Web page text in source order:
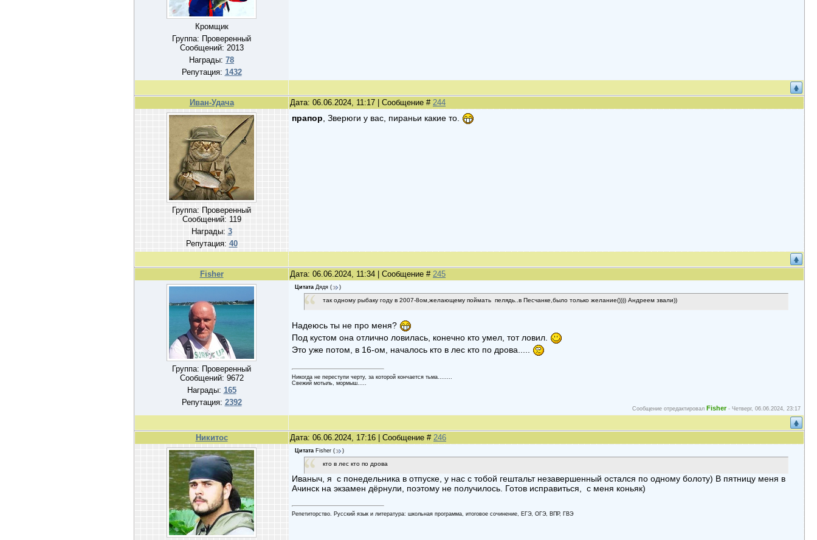
Кромщик
Группа: Проверенный
Сообщений: 2013
Награды: 78
Репутация: 1432
Иван-Удача Дата: 06.06.2024, 11:17 | Сообщение # 244
Группа: Проверенный
Сообщений: 119
Награды: 3
Репутация: 40
прапор , Зверюги у вас, пираньи какие то.
Fisher Дата: 06.06.2024, 11:34 | Сообщение # 245
Группа: Проверенный
Сообщений: 9672
Награды: 165
Репутация: 2392
Цитата Дядя ( )
так одному рыбаку году в 2007-8ом,желающему поймать пелядь..в Песчанке,было только желание()))) Андреем звали))
Надеюсь ты не про меня?
Под кустом она отлично ловилась, конечно кто умел, тот ловил.
Это уже потом, в 16-ом, началось кто в лес кто по дрова.....
Никогда не переступи черту, за которой кончается тьма........
Cвежий мотыль, мормыш.....
Сообщение отредактировал Fisher- Четверг, 06.06.2024, 23:17
Никитос Дата: 06.06.2024, 17:16 | Сообщение # 246
Цитата Fisher ( )
кто в лес кто по дрова
Иваныч, я с понедельника в отпуске, у нас с тобой гештальт незавершенный остался по одному болоту) В пятницу меня в
Ачинск на экзамен дёрнули, поэтому не получилось. Готов исправиться, с меня коньяк)
Репетиторство. Русский язык и литература: школьная программа, итоговое сочинение, ЕГЭ, ОГЭ, ВПР, ГВЭ